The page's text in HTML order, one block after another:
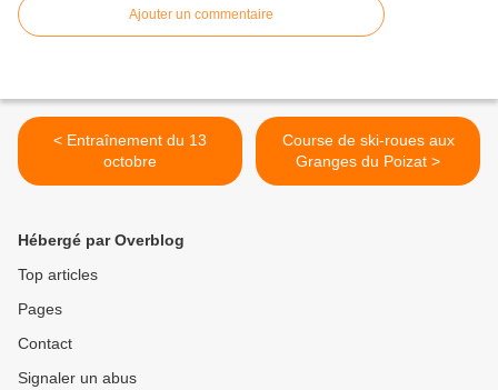
Ajouter un commentaire
< Entraînement du 13
octobre
Course de ski-roues aux
Granges du Poizat >
Hébergé par Overblog
Top articles
Pages
Contact
Signaler un abus